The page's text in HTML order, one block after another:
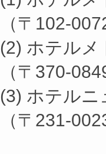
（〒102-
(2) ホテルメ
（〒370-
(3) ホテルニ
（〒231-